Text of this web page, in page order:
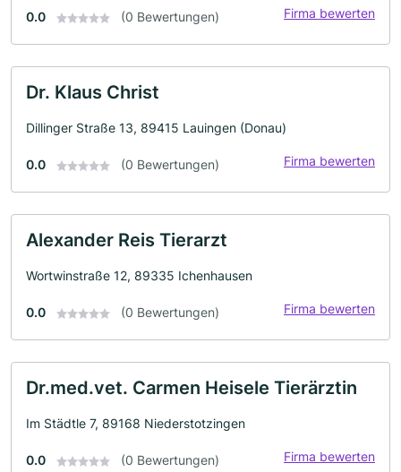
0.0 (0 Bewertungen) Firma bewerten
Dr. Klaus Christ
Dillinger Straße 13, 89415 Lauingen (Donau)
0.0 (0 Bewertungen) Firma bewerten
Alexander Reis Tierarzt
Wortwinstraße 12, 89335 Ichenhausen
0.0 (0 Bewertungen) Firma bewerten
Dr.med.vet. Carmen Heisele Tierärztin
Im Städtle 7, 89168 Niederstotzingen
0.0 (0 Bewertungen) Firma bewerten